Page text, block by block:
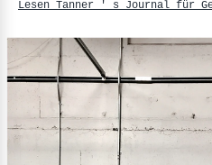
Lesen Tanner ' s Journal für